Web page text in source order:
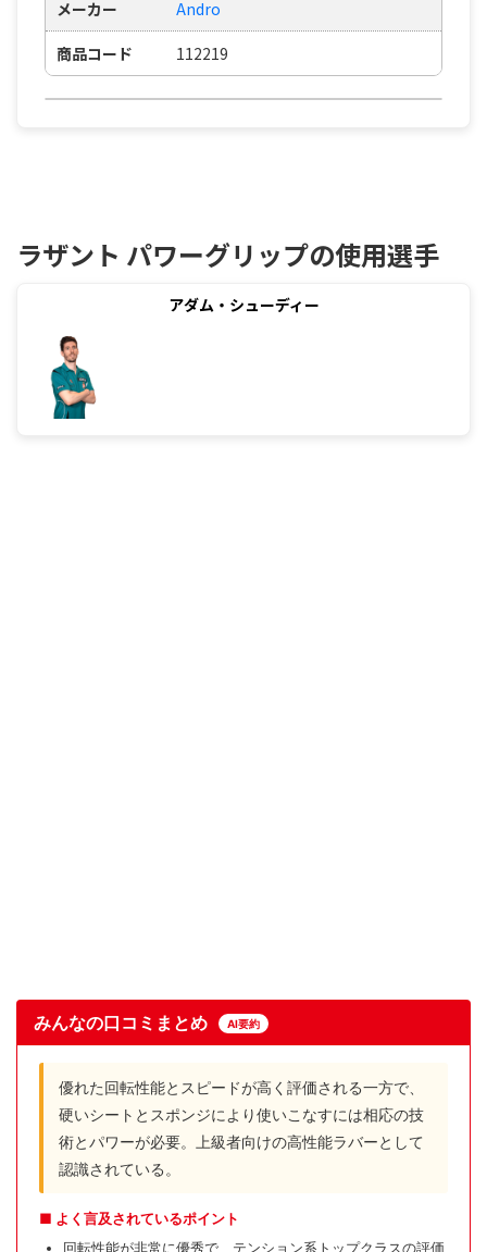
メーカー Andro
商品コード 112219
ラザント パワーグリップの使用選手
アダム・シューディー
みんなの口コミまとめ AI要約
優れた回転性能とスピードが高く評価される一方で、
硬いシートとスポンジにより使いこなすには相応の技
術とパワーが必要。上級者向けの高性能ラバーとして
認識されている。
■ よく言及されているポイント
回転性能が非常に優秀で、テンション系トップクラスの評価